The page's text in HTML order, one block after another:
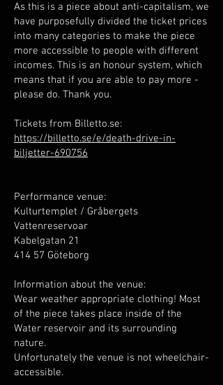
As this is a piece about anti-capitalism, we
have purposefully divided the ticket prices
into many categories to make the piece
more accessible to people with different
incomes. This is an honour system, which
means that if you are able to pay more -
please do. Thank you.
Tickets from Billetto.se:
https://billetto.se/e/death-drive-in-
biljetter-690756
Performance venue:
Kulturtemplet / Gråbergets
Vattenreservoar
Kabelgatan 21
414 57 Göteborg
Information about the venue:
Wear weather appropriate clothing! Most
of the piece takes place inside of the
Water reservoir and its surrounding
nature.
Unfortunately the venue is not wheelchair-
accessible.